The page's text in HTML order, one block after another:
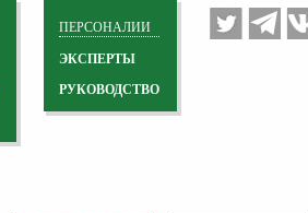
ПЕРСОНАЛИИ
ЭКСПЕРТЫ
РУКОВОДСТВО